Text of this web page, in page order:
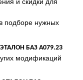
подборе нужных
ЭТАЛОН БАЗ А079.23
модификаций